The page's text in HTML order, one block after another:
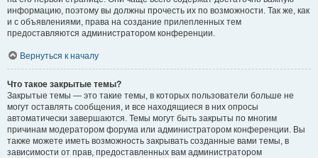
информацию, поэтому вы должны прочесть их по возможности. Так же, как
и с объявлениями, права на создание прилепленных тем
предоставляются администратором конференции.
Вернуться к началу
Что такое закрытые темы?
Закрытые темы — это такие темы, в которых пользователи больше не
могут оставлять сообщения, и все находящиеся в них опросы
автоматически завершаются. Темы могут быть закрыты по многим
причинам модератором форума или администратором конференции. Вы
также можете иметь возможность закрывать созданные вами темы, в
зависимости от прав, предоставленных вам администратором